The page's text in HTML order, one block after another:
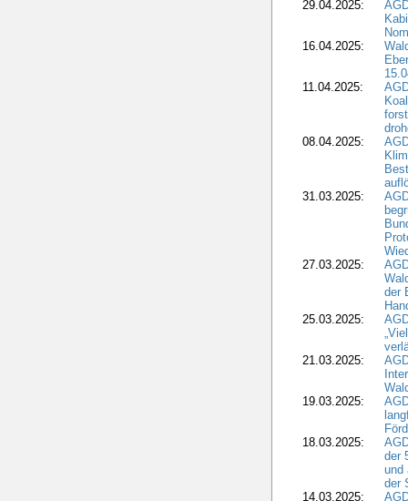
29.04.2025:
16.04.2025:
11.04.2025:
08.04.2025:
31.03.2025:
27.03.2025:
der
25.03.2025:
21.03.2025:
19.03.2025:
18.03.2025:
der
und
der
14.03.2025: